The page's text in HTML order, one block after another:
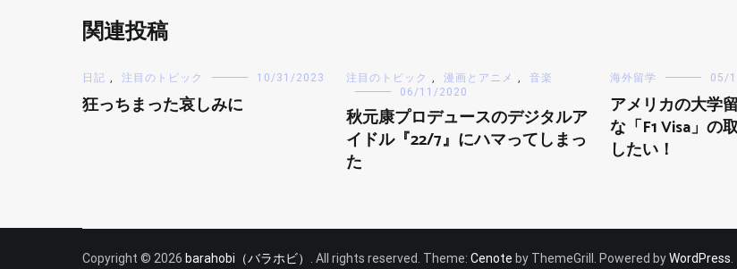
関連投稿
日記 注目のトピック 10/31/2023
狂っちまった哀しみに
注目のトピック 漫画とアニメ
音楽
06/11/2020
秋元康プロデュースのデジタルア
イドル『22/7』にハマってしまっ
た
海外留学 05/
アメリカの大学
な「F1 Visa」の
したい！
Copyright © 2026 barahobi（バラホビ） . All rights reserved. Theme: Cenote by ThemeGrill. Powered byWordPress